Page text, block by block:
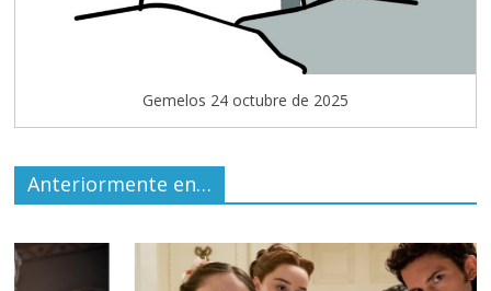
Gemelos 24 octubre de 2025
Anteriormente en…